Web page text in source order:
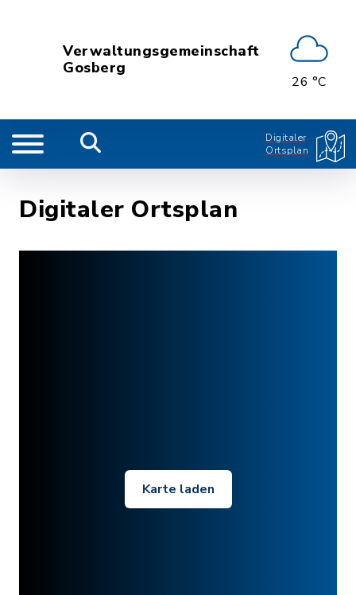
Verwaltungsgemeinschaft
Gosberg
26 °C
Digitaler
Ortsplan
Digitaler Ortsplan
Karte laden